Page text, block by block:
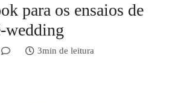
para os ensaios de
wedding
3min de leitura